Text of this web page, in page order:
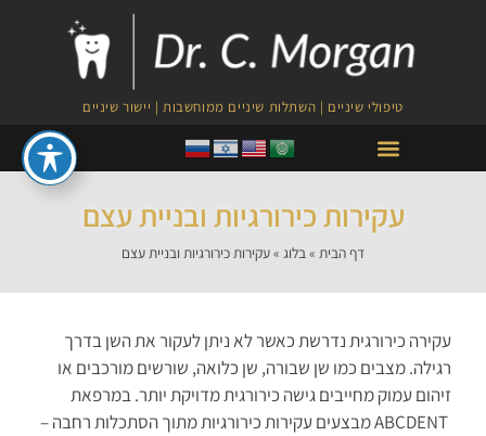
טיפולי שיניים | השתלות שיניים ממוחשבות | יישור שיניים
עקירות כירורגיות ובניית עצם
דף הבית »בלוג »עקירות כירורגיות ובניית עצם
עקירה כירורגית נדרשת כאשר לא ניתן לעקור את השן בדרך
רגילה. מצבים כמו שן שבורה, שן כלואה, שורשים מורכבים או
זיהום עמוק מחייבים גישה כירורגית מדויקת יותר. במרפאת
ABCDENT מבצעים עקירות כירורגיות מתוך הסתכלות רחבה –